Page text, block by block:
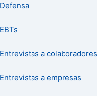
Defensa
EBTs
Entrevistas a colaboradores
Entrevistas a empresas